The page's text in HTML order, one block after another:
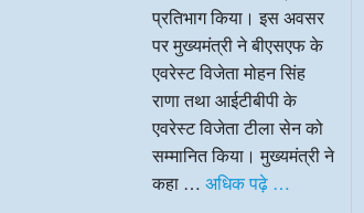
प्रतिभाग किया। इस अवसर
पर मुख्यमंत्री ने बीएसएफ के
एवरेस्ट विजेता मोहन सिंह
राणा तथा आईटीबीपी के
एवरेस्ट विजेता टीला सेन को
सम्मानित किया। मुख्यमंत्री ने
कहा … अधिक पढ़े …